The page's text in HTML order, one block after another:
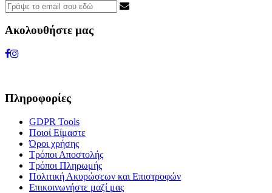
Ακολουθήστε μας
Πληροφορίες
GDPR Tools
Ποιοί Είμαστε
Όροι χρήσης
Τρόποι Αποστολής
Τρόποι Πληρωμής
Πολιτική Ακυρώσεων και Επιστροφών
Επικοινωνήστε μαζί μας